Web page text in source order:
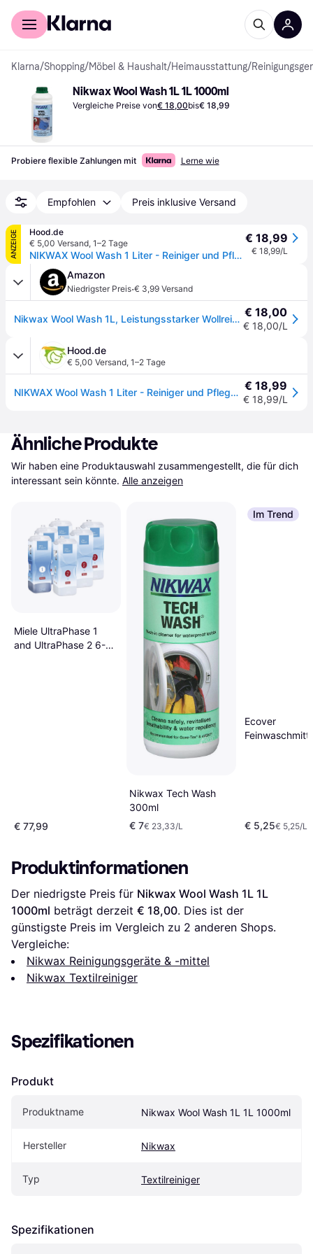
Für Shopper
Klarna/Shopping/Möbel & Haushalt/Heimausstattung/
Nikwax Wool Wash 1L 1L 1000ml
Vergleiche Preise von€ 18,00bis€ 18,99
Probiere flexible Zahlungen mit Lerne wie
Empfohlen Preis inklusive Versand
ANZEIGE
Hood.de
€ 5,00 Versand, 1–2 Tage
NIKWAX Wool Wash 1 Liter - Reiniger und Pflegemittel für Wolle
€ 18,99
€ 18,99/L
Amazon
Niedrigster Preis·€ 3,99 Versand
Nikwax Wool Wash 1L, Leistungsstarker Wollreiniger. Reinigt, macht weich, verbessert die Feuchtigkeitstransport- & der Trocknungseigenschaften der Wolle, erfrischt Wolle & Merino-Sportbekleidung € 18,00
€ 18,00/L
Hood.de
€ 5,00 Versand, 1–2 Tage
NIKWAX Wool Wash 1 Liter - Reiniger und Pflegemittel für Wolle € 18,99
€ 18,99/L
Ähnliche Produkte
Wir haben eine Produktauswahl zusammengestellt, die für dich
interessant sein könnte. Alle anzeigen
Miele UltraPhase 1
and UltraPhase 2 6-
€ 77,99
Nikwax Tech Wash
300ml
€ 7€ 23,33/L
Im Trend
Ecover
€ 5,25€ 5,25/L
Produktinformationen
Der niedrigste Preis für Nikwax Wool Wash 1L 1L
1000ml beträgt derzeit € 18,00. Dies ist der
günstigste Preis im Vergleich zu 2 anderen Shops.
Vergleiche:
Nikwax Reinigungsgeräte & -mittel
Nikwax Textilreiniger
Spezifikationen
Produkt
Produktname Nikwax Wool Wash 1L 1L 1000ml
Hersteller Nikwax
Typ Textilreiniger
Spezifikationen